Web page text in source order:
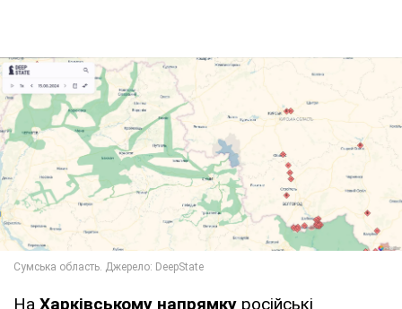
На Харківському напрямку російські